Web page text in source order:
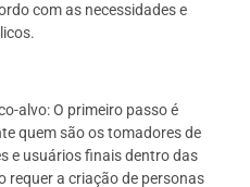
com as necessidades e
alvo: O primeiro passo é
quem são os tomadores de
e usuários finais dentro das
requer a criação de personas